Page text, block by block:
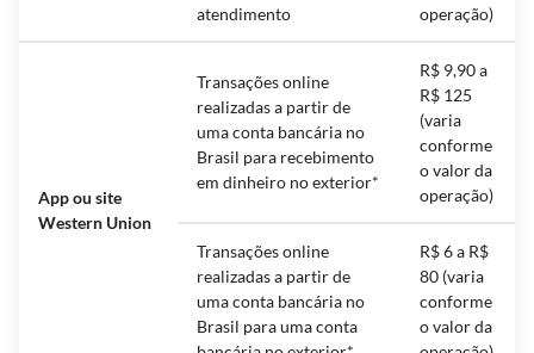
atendimento
operação)
App ou site
Western Union
Transações online
realizadas a partir de
uma conta bancária no
Brasil para recebimento
em dinheiro no exterior*
R$ 9,90 a
R$ 125
(varia
conforme
o valor da
operação)
Transações online
realizadas a partir de
uma conta bancária no
Brasil para uma conta
R$ 6 a R$
80 (varia
conforme
o valor da